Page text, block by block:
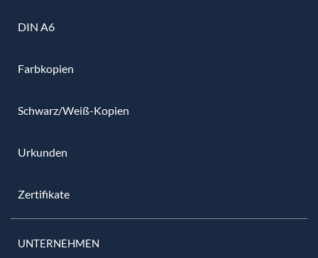
DIN A6
Farbkopien
Schwarz/Weiß-Kopien
Urkunden
Zertifikate
UNTERNEHMEN